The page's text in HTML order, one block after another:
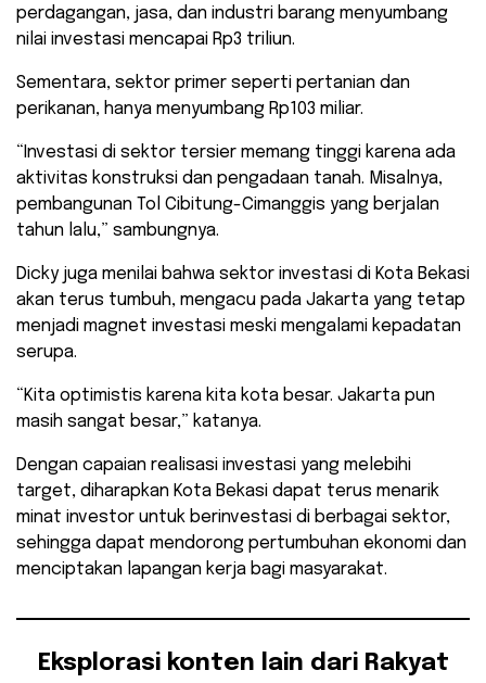
perdagangan, jasa, dan industri barang menyumbang
nilai investasi mencapai Rp3 triliun.
Sementara, sektor primer seperti pertanian dan
perikanan, hanya menyumbang Rp103 miliar.
“Investasi di sektor tersier memang tinggi karena ada
aktivitas konstruksi dan pengadaan tanah. Misalnya,
pembangunan Tol Cibitung-Cimanggis yang berjalan
tahun lalu,” sambungnya.
Dicky juga menilai bahwa sektor investasi di Kota Bekasi
akan terus tumbuh, mengacu pada Jakarta yang tetap
menjadi magnet investasi meski mengalami kepadatan
serupa.
“Kita optimistis karena kita kota besar. Jakarta pun
masih sangat besar,” katanya.
Dengan capaian realisasi investasi yang melebihi
target, diharapkan Kota Bekasi dapat terus menarik
minat investor untuk berinvestasi di berbagai sektor,
sehingga dapat mendorong pertumbuhan ekonomi dan
menciptakan lapangan kerja bagi masyarakat.
Eksplorasi konten lain dari Rakyat